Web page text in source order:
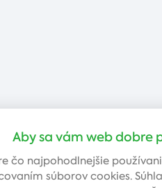
Aby sa vám web dobre
čo najpohodlnejšie
súborov cookies.